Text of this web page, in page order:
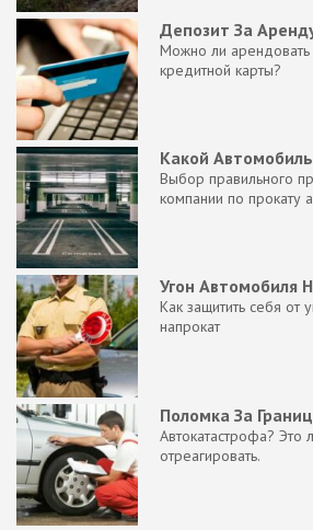
Депозит За
Можно ли арендовать
кредитной карты?
Какой
Выбор правильного
компании по прокату
Угон Автомобиля
Как защитить себя от
напрокат
Поломка За
Автокатастрофа? Это
отреагировать.